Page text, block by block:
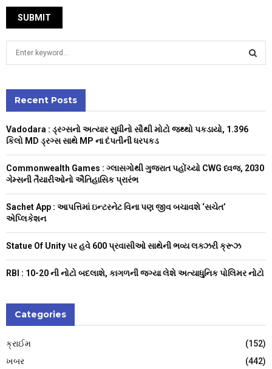
h
f
o
C
Recent Posts
Vadodara : ડ્રગ્સનો અત્યાર સુધીનો સૌથી મોટો જથ્થો પકડાયો, 1.396
કિલો MD ડ્રગ્સ સાથે MP ના દંપતીની ધરપકડ
Commonwealth Games : ગ્લાસગોથી ગુજરાત પહોંચ્યો CWG ધ્વજ, 2030
ગેમ્સની તૈયારીઓનો ઐતિહાસિક પ્રારંભ
Sachet App : આપત્તિમાં ઇન્ટરનેટ વિના પણ જીવ બચાવશે ‘સચેત’
એપ્લિકેશન
Statue Of Unity પર હવે 600 પ્રવાસીઓ સાથેની ભવ્ય લક્ઝરી ક્રૂઝ
RBI : ₹10-20 ની નોટો બદલાશે, કાગળની જગ્યા લેશે અત્યાધુનિક પોલિમર નોટો
Categories
ક્રાઈમ
(152)
ખબર
(442)